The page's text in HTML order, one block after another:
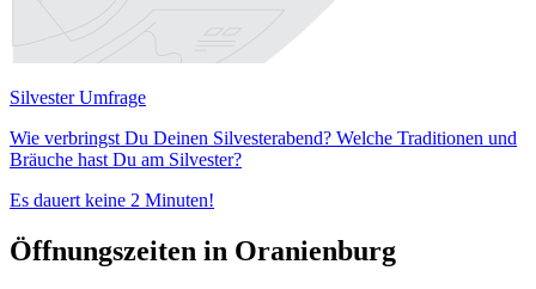
Silvester Umfrage
Wie verbringst Du Deinen Silvesterabend? Welche Traditionen und
Bräuche hast Du am Silvester?
Es dauert keine 2 Minuten!
Öffnungszeiten in Oranienburg